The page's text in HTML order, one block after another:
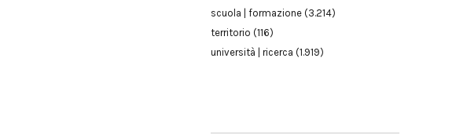
scuola | formazione (3.214)
territorio (116)
università | ricerca (1.919)